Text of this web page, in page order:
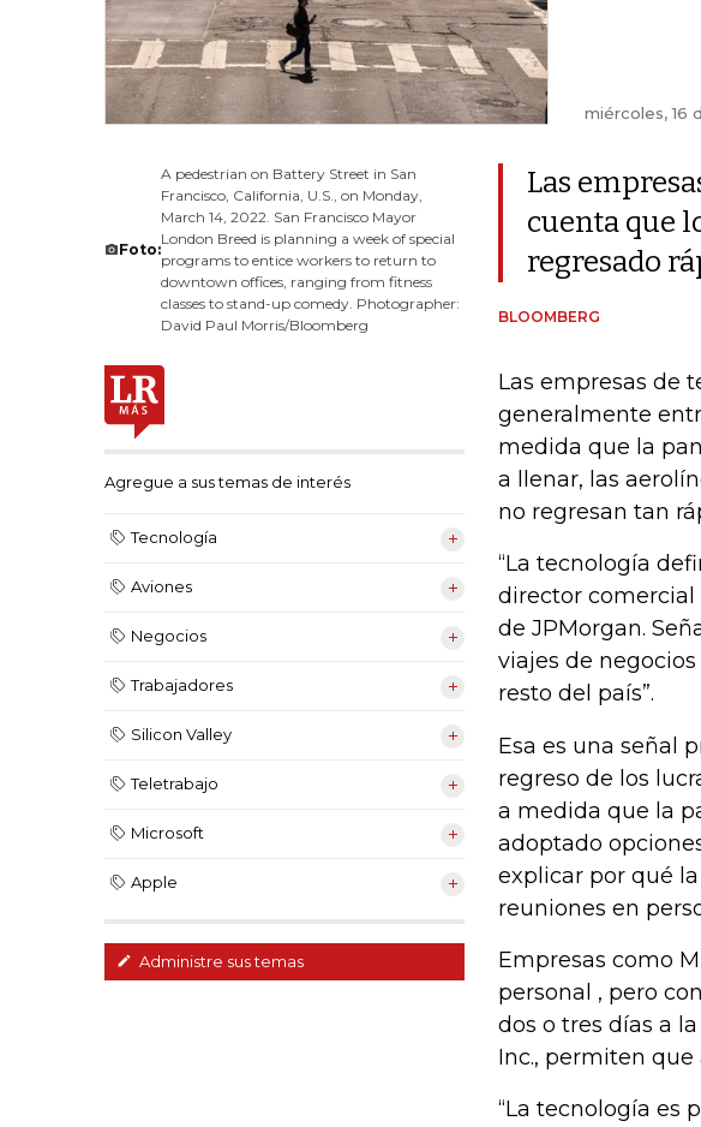
miércoles, 16
Foto:
A pedestrian on Battery Street in San
Francisco, California, U.S., on Monday,
March 14, 2022. San Francisco Mayor
London Breed is planning a week of special
programs to entice workers to return to
downtown offices, ranging from fitness
classes to stand-up comedy. Photographer:
David Paul Morris/Bloomberg
Agregue a sus temas de interés
Tecnología
Aviones
Negocios
Trabajadores
Silicon Valley
Teletrabajo
Microsoft
Apple
Administre sus temas
Las
cuenta que
regresado
BLOOMBERG
Las empresas de
generalmente
medida que la
a llenar, las
no regresan tan
“La tecnología
director comercial
de JPMorgan.
viajes de
resto del país”.
Esa es una señal
regreso de los
a medida que la
adoptado
explicar por qué
reuniones en
Empresas como
personal , pero
dos o tres días a
Inc., permiten
“La tecnología es